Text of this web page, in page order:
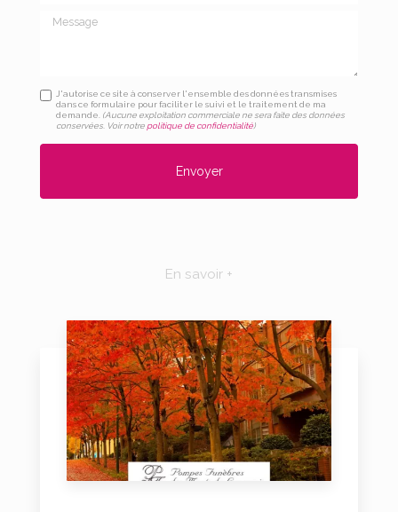
Message
J'autorise ce site à conserver l'ensemble des données transmises
dans ce formulaire pour faciliter le suivi et le traitement de ma
demande. (Aucune exploitation commerciale ne sera faite des données
conservées. Voir notre politique de confidentialité)
En savoir +